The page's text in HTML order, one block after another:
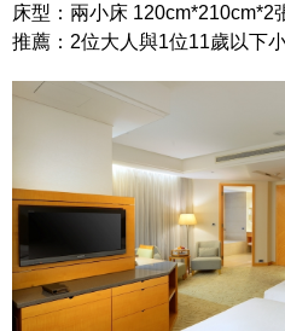
床型：兩小床 120cm*210cm*2
推薦：2位大人與1位11歲以下